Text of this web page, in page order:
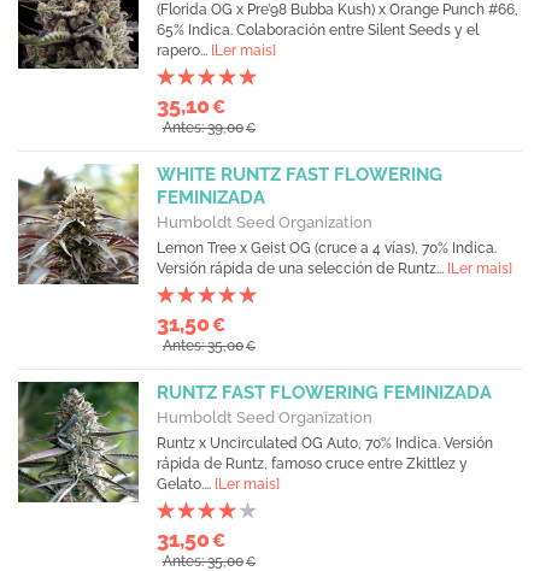
(Florida OG x Pre’98 Bubba Kush) x Orange Punch #66,
65% Indica. Colaboración entre Silent Seeds y el
rapero... [Ler mais]
35,10€
Antes: 39,00€
WHITE RUNTZ FAST FLOWERING
FEMINIZADA
Humboldt Seed Organization
Lemon Tree x Geist OG (cruce a 4 vías), 70% Indica.
Versión rápida de una selección de Runtz... [Ler mais]
31,50€
Antes: 35,00€
RUNTZ FAST FLOWERING FEMINIZADA
Humboldt Seed Organization
Runtz x Uncirculated OG Auto, 70% Indica. Versión
rápida de Runtz, famoso cruce entre Zkittlez y
Gelato.... [Ler mais]
31,50€
Antes: 35,00€